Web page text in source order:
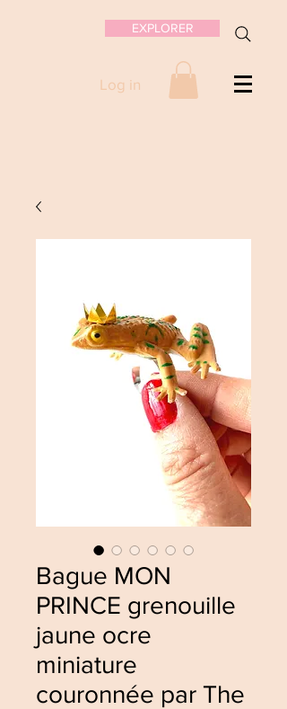
EXPLORER
Log in
Bague MON
PRINCE grenouille
jaune ocre
miniature
couronnée par The